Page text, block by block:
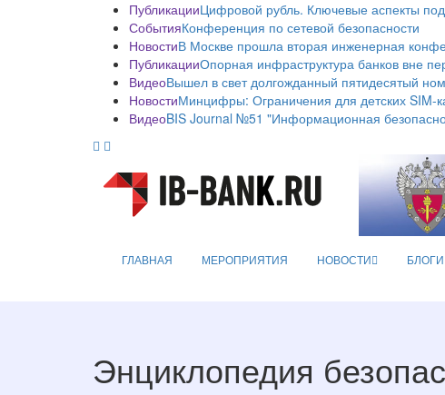
ПубликацииЦифровой рубль. Ключевые аспекты
СобытияКонференция по сетевой безопасности
НовостиВ Москве прошла вторая инженерная
ПубликацииОпорная инфраструктура банков вне
ВидеоВышел в свет долгожданный пятидесятый
НовостиМинцифры: Ограничения для детских SIM-
ВидеоBIS Journal №51 "Информационная
ГЛАВНАЯ МЕРОПРИЯТИЯ НОВОСТИ БЛОГИ
Энциклопедия